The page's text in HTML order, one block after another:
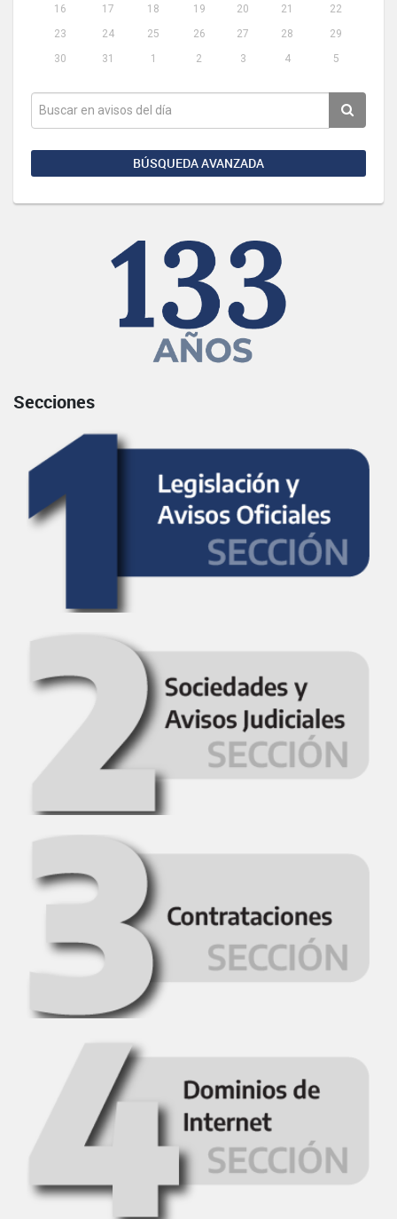
16
17 18 19 20 21
22
23
24 25 26 27 28
29
30
31 1 2 3 4 5
BÚSQUEDA AVANZADA
Secciones